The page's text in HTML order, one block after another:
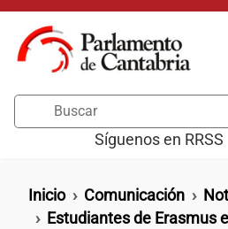
Pasar al contenido principal
Síguenos en RRSS
Ruta de navegación
Inicio Comunicación
Estudiantes de Erasmus